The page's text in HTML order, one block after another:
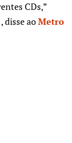
CDs,”
disse aoMetro